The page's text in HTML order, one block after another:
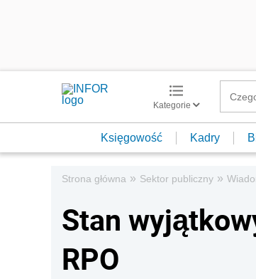
Kategorie
Księgowość Kadry
Strona główna » Sektor publiczny »
Stan
RPO